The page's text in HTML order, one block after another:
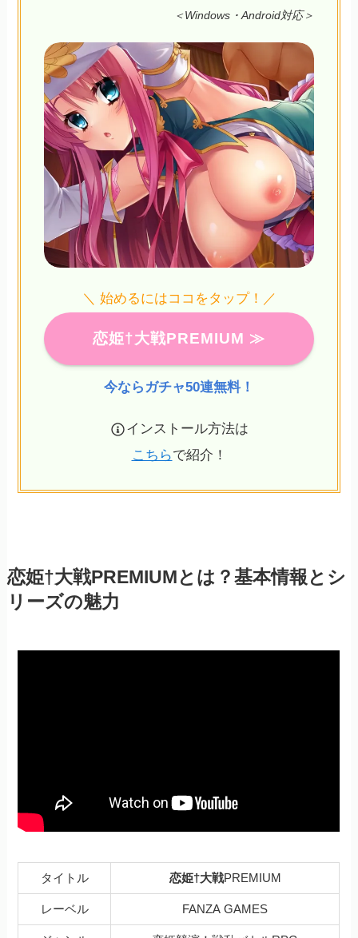
＜Windows・Android対応＞
＼ 始めるにはココをタップ！／
恋姫†大戦PREMIUM ≫
今ならガチャ50連無料！
インストール方法は
こちらで紹介！
恋姫†大戦PREMIUMとは？基本情報とシ
リーズの魅力
タイトル 恋姫†大戦PREMIUM
レーベル FANZA GAMES